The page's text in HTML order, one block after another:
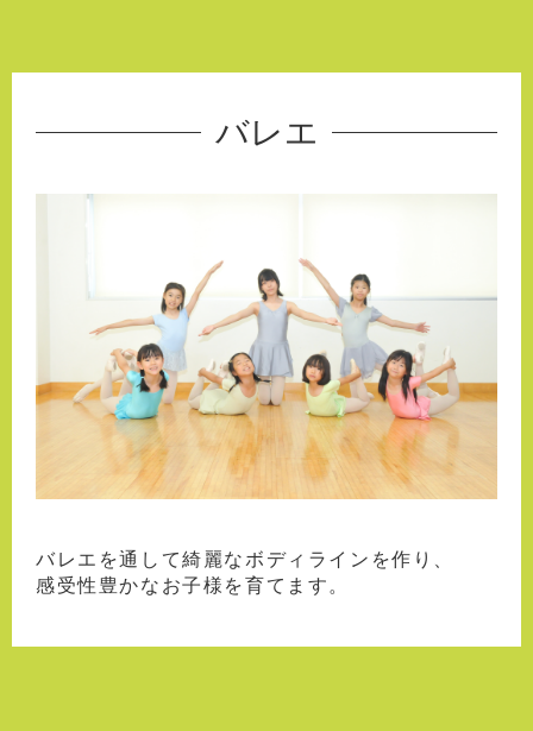
バレエ
バレエを通して綺麗なボディラインを作り、
感受性豊かなお子様を育てます。